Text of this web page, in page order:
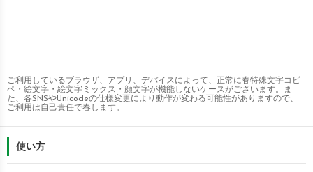
ご利用しているブラウザ、アプリ、デバイスによって、正常に春特殊文字コピ
ペ・絵文字・絵文字ミックス・顔文字が機能しないケースがございます。ま
た、各SNSやUnicodeの仕様変更により動作が変わる可能性がありますので、
ご利用は自己責任で春します。
使い方